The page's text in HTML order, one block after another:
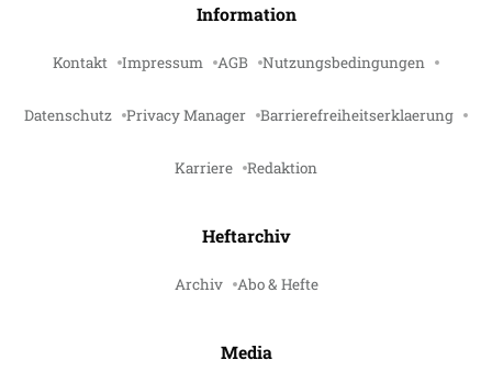
Information
Kontakt Impressum AGB Nutzungsbedingungen
Datenschutz Privacy Manager Barrierefreiheitserklaerung
Karriere Redaktion
Heftarchiv
Archiv Abo & Hefte
Media